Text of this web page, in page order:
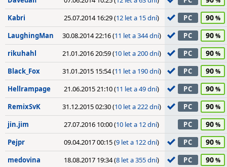
Kabri 25.07.2014 16:29 (12 let a 15 dní) PC 90
LaughingMan 30.08.2014 22:16 (11 let a 344 dní) PC 90
rikuhahl 21.01.2016 20:59 (10 let a 200 dní) PC 90
Black_Fox 31.01.2015 15:54 (11 let a 190 dní) PC 90
Hellrampage 21.06.2015 21:10 (11 let a 49 dní) PC 90
RemixSvK 31.12.2015 02:30 (10 let a 222 dní) PC 90
jin.jim 27.07.2016 10:00 (10 let a 12 dní) PC 90
Pejpr 09.04.2017 00:15 (9 let a 122 dní) PC 90
medovina 18.08.2017 19:34 (8 let a 355 dní) PC 90